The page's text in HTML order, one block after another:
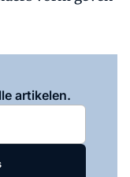
artikelen.